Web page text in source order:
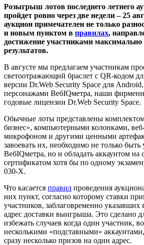
Розыгрыш лотов последнего летнего
пройдет ровно через две недели – 25
аукцион примечателен не только
и новым пунктом в правилах,
достижение участниками
результатов.
В августе мы предлагаем участникам
светоотражающий браслет с QR-кодом
версии Dr.Web Security Space для
персонажами ВебIQметра, наши
годовые лицензии Dr.Web Security Space.
Обычные лоты представлены
бизнес», компьютерными колонками,
микрофоном и другими ценными
завоевать их, необходимо не только быть
ВебIQметра, но и обладать аккаунтом на
сертификатом хотя бы по одному
030-X.
Что касается правил проведения
них пункт, согласно которому ставки
участников, заблаговременно указавших
адрес доставки выигрыша. Это сделано
избежать случаев когда один участник,
несколькими «подставными»
сразу несколько призов на один адрес.